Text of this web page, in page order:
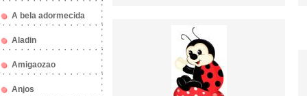
A bela adormecida
Aladin
Amigaozao
Anjos